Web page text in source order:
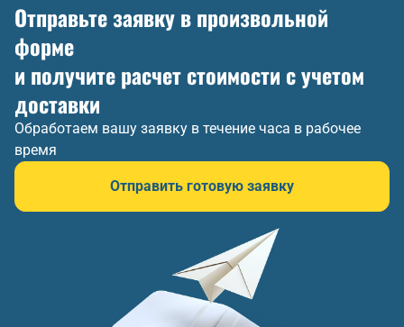
Отправьте заявку в произвольной
форме
и получите расчет стоимости с учетом
доставки
Обработаем вашу заявку в течение часа в рабочее
время
Отправить готовую заявку